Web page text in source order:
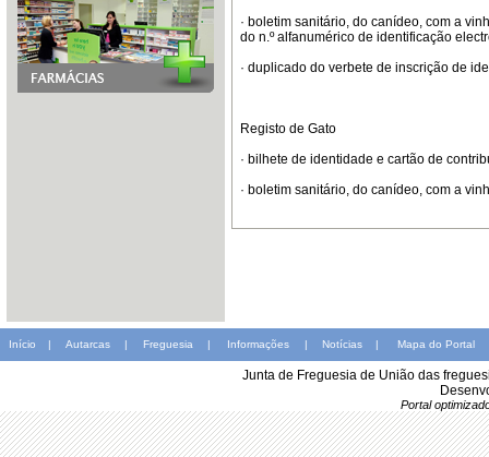
· boletim sanitário, do canídeo, com a
do n.º alfanumérico de identificação
· duplicado do verbete de inscrição de
Registo de Gato
· bilhete de identidade e cartão de
· boletim sanitário, do canídeo, com a
Início | Autarcas | Freguesia | Informações | Notícias | Mapa do Portal
Junta de Freguesia de União das
Portal